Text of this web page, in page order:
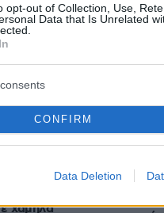
opt-out of Collection, Use,
Data that Is Unrelated
CONFIRM
Data Deletion
του Τραμπ
από τον πόλεμο με
CNN
χαμηλά